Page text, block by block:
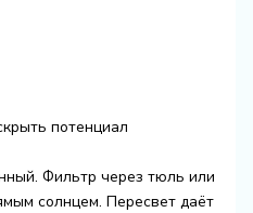
потенциал
Фильтр через тюль или
солнцем. Пересвет даёт